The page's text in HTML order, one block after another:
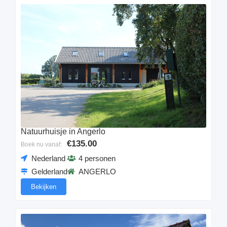
Natuurhuisje in Angerlo
Boek nu vanaf: €135.00
Nederland
Gelderland
4 personen
ANGERLO
Bekijken